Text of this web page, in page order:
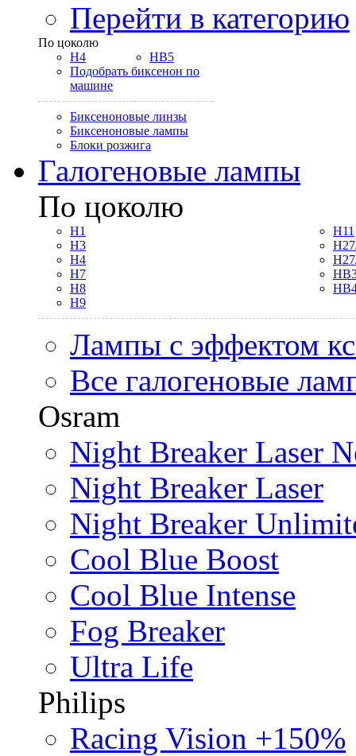
Перейти в категорию
По цоколю
H4
HB5
Подобрать биксенон по
машине
Биксеноновые линзы
Биксеноновые лампы
Блоки розжига
Галогеновые лампы
По цоколю
H1
H3
H4
H7
H8
H9
H11
Лампы с эффектом
Все галогеновые
Osram
Night Breaker Laser
Night Breaker Laser
Night Breaker
Cool Blue Boost
Cool Blue Intense
Fog Breaker
Ultra Life
Philips
Racing Vision +150%